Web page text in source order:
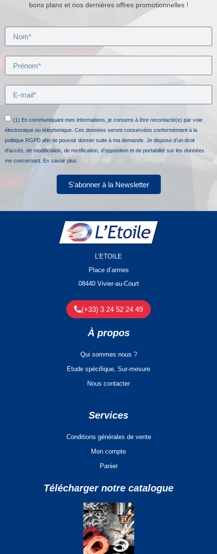
bons plans et nos dernières offres promotionnelles !
(1) En communiquant mes informations, je consens à être recontacté(e) par voie
électronique ou téléphonique. Ces données seront conservées conformément à la
politique RGPD afin de pouvoir donner suite à ma demande. Je dispose d’un droit
d’accès, de modification, de rectification, d’opposition et de portabilité sur les données
me concernant. En savoir plus.
S'abonner à la Newsletter
L’ETOILE
Place d’armes
08440 Vivier-au-Court
(+33) 3 24 52 24 49
À propos
Qui sommes nous ?
Etude spécifique, Sur-mesure
Nous contacter
Services
Conditions générales de vente
Mon compte
Panier
Télécharger notre catalogue